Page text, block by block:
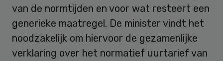
van de normtijden en voor wat resteert een
generieke maatregel. De minister vindt het
noodzakelijk om hiervoor de gezamenlijke
verklaring over het normatief uurtarief van